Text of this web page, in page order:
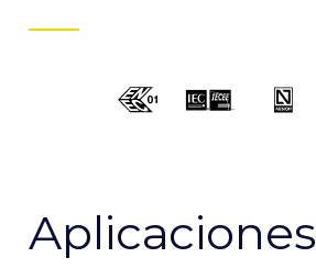
Aplicaciones